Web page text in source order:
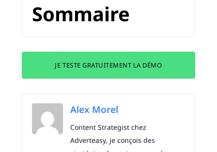
Sommaire
JE TESTE GRATUITEMENT LA DÉMO
Alex Morel
Content Strategist chez
Adverteasy, je conçois des